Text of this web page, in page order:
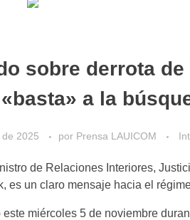
sobre derrota
a la
2025 por Prensa LAUICOM
de Relaciones Interiores,
es un claro mensaje hacia el
miércoles 5 de noviembre